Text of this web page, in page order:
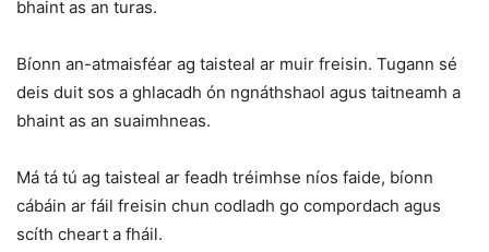
bhaint as an turas.
Bíonn an-atmaisféar ag taisteal ar muir freisin. Tugann sé
deis duit sos a ghlacadh ón ngnáthshaol agus taitneamh a
bhaint as an suaimhneas.
Má tá tú ag taisteal ar feadh tréimhse níos faide, bíonn
cábáin ar fáil freisin chun codladh go compordach agus
scíth cheart a fháil.